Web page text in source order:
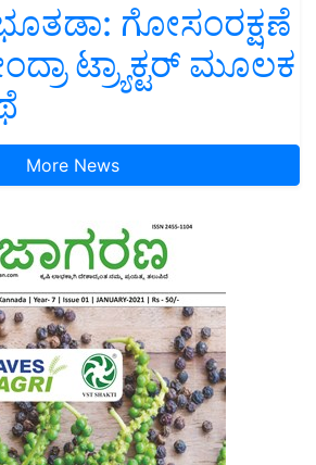
ಗೋಸಂರಕ್ಷಣೆ
ಟ್ರ್ಯಾಕ್ಟರ್ ಮೂಲಕ
More News